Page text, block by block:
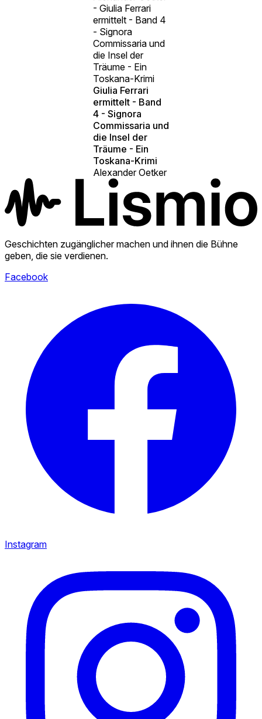
- Giulia Ferrari
ermittelt - Band 4
- Signora
Commissaria und
die Insel der
Träume - Ein
Toskana-Krimi
Giulia Ferrari
ermittelt - Band
4 - Signora
Commissaria und
die Insel der
Träume - Ein
Toskana-Krimi
Alexander Oetker
Geschichten zugänglicher machen und ihnen die Bühne
geben, die sie verdienen.
Facebook
Instagram